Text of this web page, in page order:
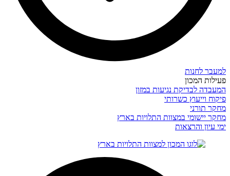
למעבר לחנות
פעילות המכון
המעבדה לבדיקת נגיעות במזון
פיקוח וייעוץ כשרותי
מחקר תורני
מחקר יישומי במצוות התלויות בארץ
ימי עיון והרצאות